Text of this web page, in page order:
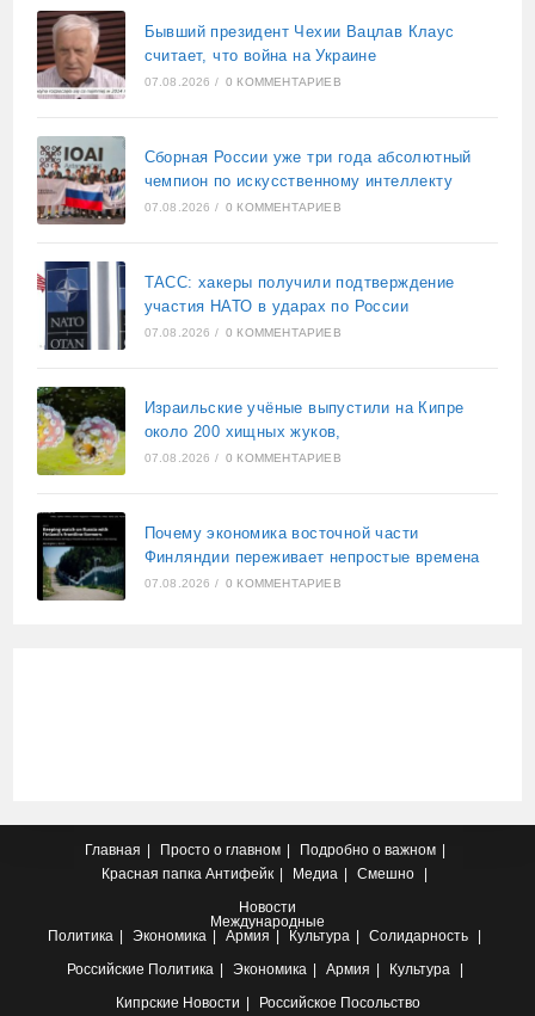
Бывший президент Чехии Вацлав Клаус
считает, что война на Украине
07.08.2026 / 0 КОММЕНТАРИЕВ
Сборная России уже три года абсолютный
чемпион по искусственному интеллекту
07.08.2026 / 0 КОММЕНТАРИЕВ
ТАСС: хакеры получили подтверждение
участия НАТО в ударах по России
07.08.2026 / 0 КОММЕНТАРИЕВ
Израильские учёные выпустили на Кипре
около 200 хищных жуков,
07.08.2026 / 0 КОММЕНТАРИЕВ
Почему экономика восточной части
Финляндии переживает непростые времена
07.08.2026 / 0 КОММЕНТАРИЕВ
Главная Просто о главном
Подробно о важном
Красная папка Антифейк Медиа
Смешно
Новости
Международные
Политика
Экономика Армия Культура
Солидарность
Российские Политика Экономика Армия
Культура
Кипрские Новости Российское Посольство